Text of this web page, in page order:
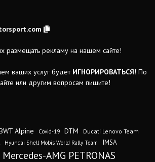
размещать рекламу на нашем сайте!
ваших услуг будет ИГНОРИРОВАТЬСЯ! По
или другим вопросам пишите!
Alpine Covid-19 DTM Ducati Lenovo Team
Hyundai Shell Mobis World Rally Team IMSA
Mercedes-AMG PETRONAS